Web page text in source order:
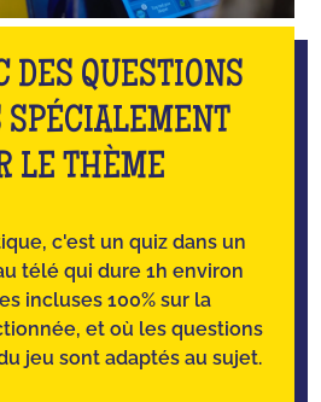
DES QUESTIONS
SPÉCIALEMENT
LE THÈME
c'est un quiz dans un
télé qui dure 1h environ
incluses 100% sur la
et où les questions
jeu sont adaptés au sujet.